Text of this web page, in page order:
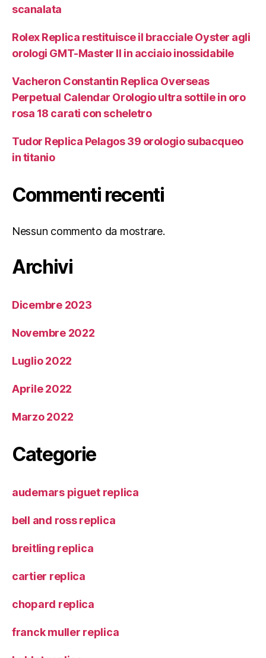
scanalata
Rolex Replica restituisce il bracciale Oyster agli
orologi GMT-Master II in acciaio inossidabile
Vacheron Constantin Replica Overseas
Perpetual Calendar Orologio ultra sottile in oro
rosa 18 carati con scheletro
Tudor Replica Pelagos 39 orologio subacqueo
in titanio
Commenti recenti
Nessun commento da mostrare.
Archivi
Dicembre 2023
Novembre 2022
Luglio 2022
Aprile 2022
Marzo 2022
Categorie
audemars piguet replica
bell and ross replica
breitling replica
cartier replica
chopard replica
franck muller replica